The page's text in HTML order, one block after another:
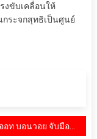
งขับเคลื่อนให้
กระจกสุทธิเป็นศูนย์
แมริออท บอนวอย จับมือสภาคริกเก็ตนานาชาติ (ICC) มอบสิทธิพิเศษเหนือระดับในการเข้าชมการแข่งขันคริกเก็ตทั่วโลก